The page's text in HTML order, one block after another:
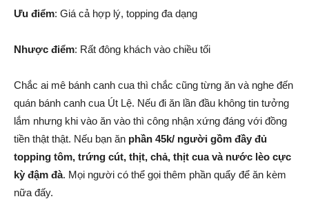
Ưu điểm: Giá cả hợp lý, topping đa dạng
Nhược điểm: Rất đông khách vào chiều tối
Chắc ai mê bánh canh cua thì chắc cũng từng ăn và nghe đến
quán bánh canh cua Út Lệ. Nếu đi ăn lần đầu không tin tưởng
lắm nhưng khi vào ăn vào thì công nhận xứng đáng với đồng
tiền thật thật. Nếu bạn ăn phần 45k/ người gồm đầy đủ
topping tôm, trứng cút, thịt, chả, thịt cua và nước lèo cực
kỳ đậm đà. Mọi người có thể gọi thêm phần quẩy để ăn kèm
nữa đấy.